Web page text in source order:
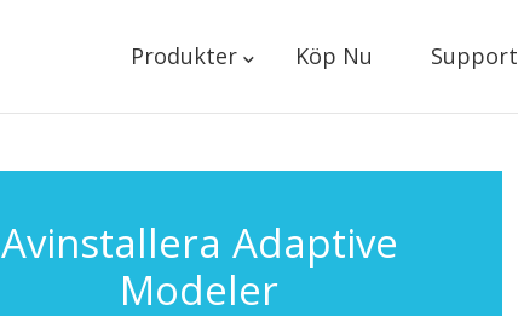
Produkter Köp Nu Support
Avinstallera Adaptive
Modeler